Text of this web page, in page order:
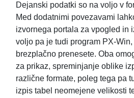
Dejanski podatki so na voljo v
Med dodatnimi povezavami
izvornega portala za vpogled in
voljo pa je tudi program PX-
brezplačno prenesete. Oba
za prikaz, spreminjanje oblike
različne formate, poleg tega pa
izpis tabel neomejene velikosti